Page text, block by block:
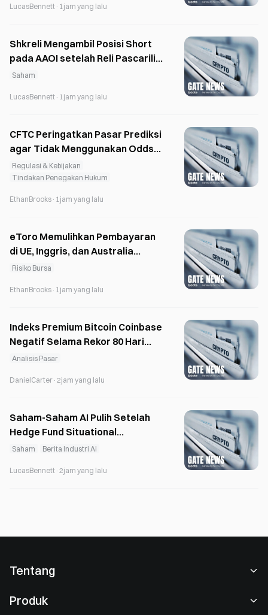
LucasBennett · 1jam yang lalu
Shkreli Mengambil Posisi Short
pada AAOI setelah Reli Pascarilis
Laporan Laba, Menyebut
Sementara
Saham
LucasBennett · 1jam yang lalu
CFTC Peringatkan Pasar Prediksi
agar Tidak Menggunakan Odds
Moneyline Gaya Amerika
Regulasi & Kebijakan
Tindakan Penegakan Hukum
EthanBrooks · 1jam yang lalu
eToro Memulihkan Pembayaran
di UE, Inggris, dan Australia
setelah Terhenti Selama 5 Jam
Risiko Bursa
EthanBrooks · 1jam yang lalu
Indeks Premium Bitcoin Coinbase
Negatif Selama Rekor 80 Hari
Berturut-turut
Analisis Pasar
DanielCarter · 2jam yang lalu
Saham-Saham AI Pulih Setelah
Hedge Fund Situational
Awareness Terpaksa Menutup
Saham Berita Industri AI
LucasBennett · 2jam yang lalu
Tentang
Produk